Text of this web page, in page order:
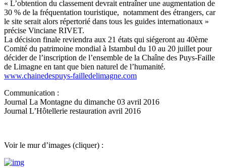
« L’obtention du classement devrait entraîner une augmentation de
30 % de la fréquentation touristique, notamment des étrangers, car
le site serait alors répertorié dans tous les guides internationaux »
précise Vinciane RIVET.
La décision finale reviendra aux 21 états qui siégeront au 40ème
Comité du patrimoine mondial à Istambul du 10 au 20 juillet pour
décider de l’inscription de l’ensemble de la Chaîne des Puys-Faille
de Limagne en tant que bien naturel de l’humanité.
www.chainedespuys-failledelimagne.com
Communication :
Journal La Montagne du dimanche 03 avril 2016
Journal L’Hôtellerie restauration avril 2016
Voir le mur d’images (cliquer) :